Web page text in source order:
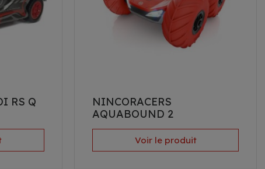
RS Q
NINCORACERS
AQUABOUND 2
Voir le produit